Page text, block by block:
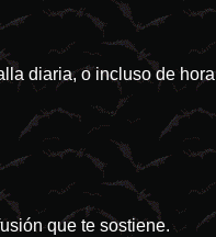
diaria, o incluso de
que te sostiene.